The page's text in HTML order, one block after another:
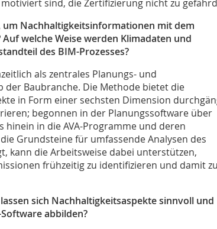
sind, die Zertifizierung nicht zu
um Nachhaltigkeitsinformationen mit dem
welche Weise werden Klimadaten und
des BIM-Prozesses?
als zentrales Planungs- und
Baubranche. Die Methode bietet die
in Form einer sechsten Dimension
begonnen in der Planungssoftware über
hinein in die AVA-Programme und deren
Grundsteine für umfassende Analysen des
kann die Arbeitsweise dabei unterstützen,
frühzeitig zu identifizieren und damit zu
sich Nachhaltigkeitsaspekte sinnvoll und
abbilden?